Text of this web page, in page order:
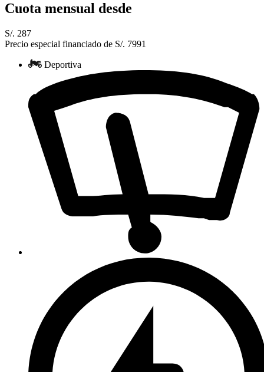
Cuota mensual desde
S/. 287
Precio especial financiado de S/. 7991
Deportiva